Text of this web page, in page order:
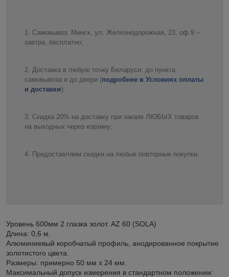
Самовывоз: Минск, ул. Железнодорожная, 23, оф.9 –
завтра, бесплатно;
Доставка в любую точку Беларуси: до пункта
самовывоза и до двери (подробнее в Условиях оплаты
и доставки);
Скидка 20% на доставку при заказе ЛЮБЫХ товаров
на выходных через корзину;
Предоставляем скидки на любые повторные покупки.
Уровень 600мм 2 глазка золот. AZ 60 (SOLA)
Длина: 0,6 м.
Алюминиевый коробчатый профиль, анодированное покрытие
золотистого цвета.
Размеры: примерно 50 мм x 24 мм.
Максимальный допуск измерения в стандартном положении: